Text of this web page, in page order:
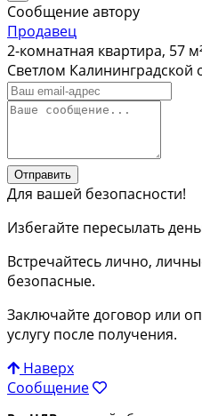
Сообщение автору
Продавец
2-комнатная квартира, 57
Светлом Калининградской
Отправить
Для вашей безопасности!
Избегайте пересылать
Встречайтесь лично,
безопасные.
Заключайте договор или
услугу после получения.
Наверх
Сообщение